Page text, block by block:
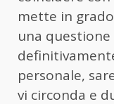
mette in
una
personale,
vi circonda e